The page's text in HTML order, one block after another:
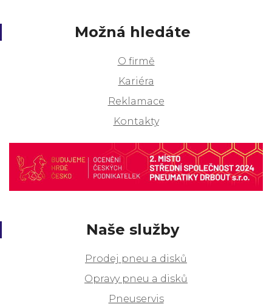
Možná hledáte
O firmě
Kariéra
Reklamace
Kontakty
Naše služby
Prodej pneu a disků
Opravy pneu a disků
Pneuservis